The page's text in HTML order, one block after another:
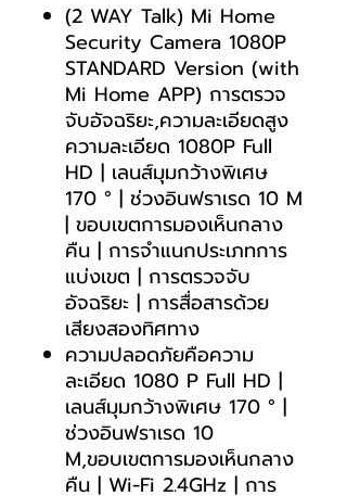
(2 WAY Talk) Mi Home
Security Camera 1080P
STANDARD Version (with
Mi Home APP) การตรวจ
จับอัจฉริยะ,ความละเอียดสูง
ความละเอียด 1080P Full
HD | เลนส์มุมกว้างพิเศษ
170 ° | ช่วงอินฟราเรด 10 M
| ขอบเขตการมองเห็นกลาง
คืน | การจำแนกประเภทการ
แบ่งเขต | การตรวจจับ
อัจฉริยะ | การสื่อสารด้วย
เสียงสองทิศทาง
ความปลอดภัยคือความ
ละเอียด 1080 P Full HD |
เลนส์มุมกว้างพิเศษ 170 ° |
ช่วงอินฟราเรด 10
M,ขอบเขตการมองเห็นกลาง
คืน | Wi-Fi 2.4GHz | การ